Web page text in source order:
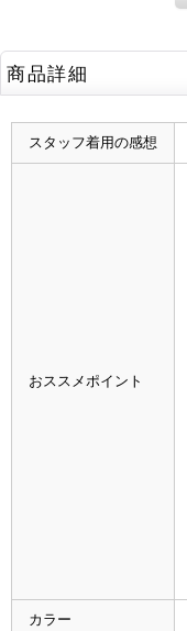
商品詳細
スタッフ着用の感想
おススメポイント
カラー